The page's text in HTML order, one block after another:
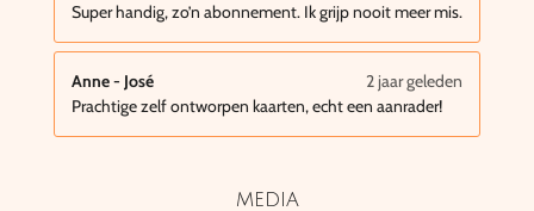
Super handig, zo’n abonnement. Ik grijp nooit meer mis.
Anne - José
2 jaar geleden
Prachtige zelf ontworpen kaarten, echt een aanrader!
media